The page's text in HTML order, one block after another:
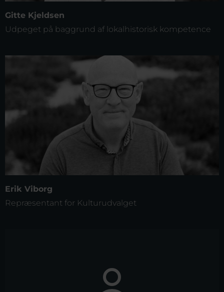
Gitte Kjeldsen
Udpeget på baggrund af lokalhistorisk kompetence
Erik Viborg
Repræsentant for Kulturudvalget